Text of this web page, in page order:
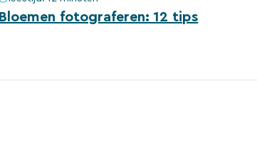
Bloemen fotograferen: 12 tips